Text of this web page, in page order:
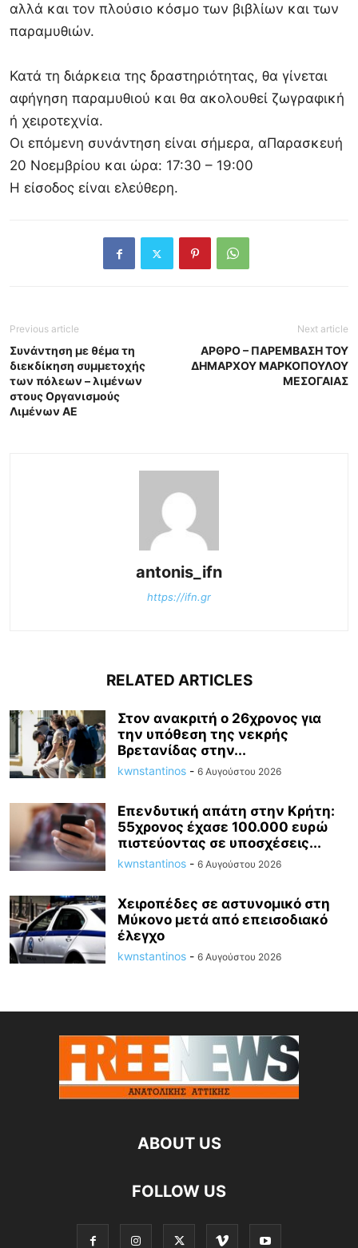
αλλά και τον πλούσιο κόσμο των βιβλίων και των
παραμυθιών.
Κατά τη διάρκεια της δραστηριότητας, θα γίνεται
αφήγηση παραμυθιού και θα ακολουθεί ζωγραφική
ή χειροτεχνία.
Οι επόμενη συνάντηση είναι σήμερα, αΠαρασκευή
20 Νοεμβρίου και ώρα: 17:30 – 19:00
Η είσοδος είναι ελεύθερη.
Previous article
Συνάντηση με θέμα τη
διεκδίκηση συμμετοχής
των πόλεων – λιμένων
στους Οργανισμούς
Λιμένων ΑΕ
Next article
ΑΡΘΡΟ – ΠΑΡΕΜΒΑΣΗ ΤΟΥ
ΔΗΜΑΡΧΟΥ ΜΑΡΚΟΠΟΥΛΟΥ
ΜΕΣΟΓΑΙΑΣ
antonis_ifn
https://ifn.gr
RELATED ARTICLES
Στον ανακριτή ο 26χρονος για
την υπόθεση της νεκρής
Βρετανίδας στην...
kwnstantinos - 6 Αυγούστου 2026
Επενδυτική απάτη στην Κρήτη:
55χρονος έχασε 100.000 ευρώ
πιστεύοντας σε υποσχέσεις...
kwnstantinos - 6 Αυγούστου 2026
Χειροπέδες σε αστυνομικό στη
Μύκονο μετά από επεισοδιακό
έλεγχο
kwnstantinos - 6 Αυγούστου 2026
ABOUT US
FOLLOW US